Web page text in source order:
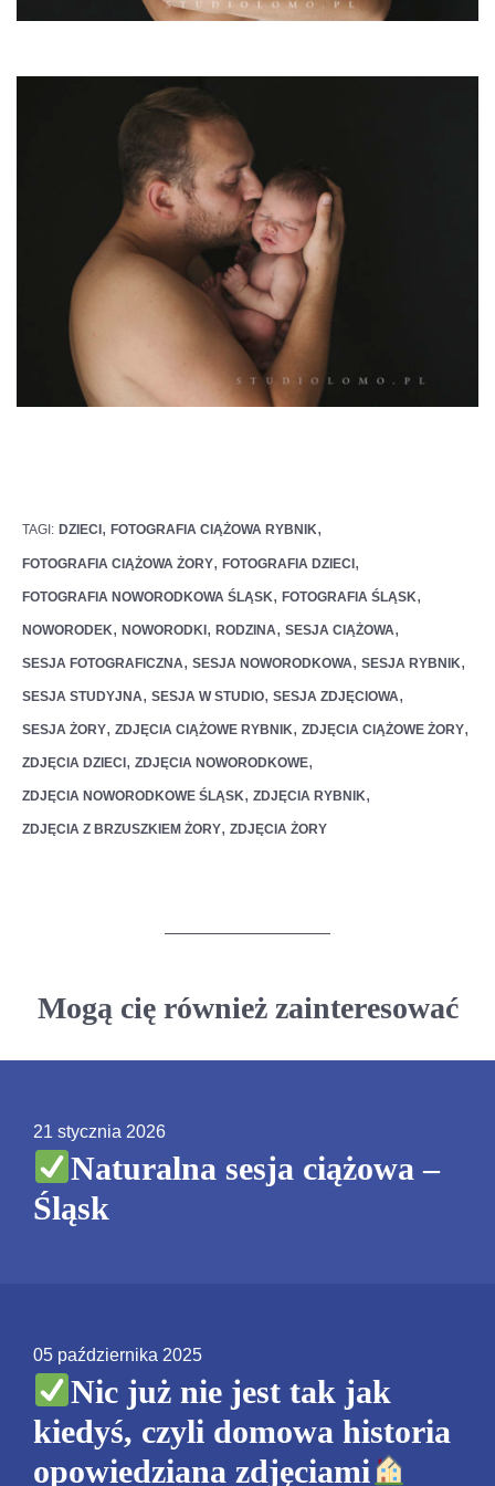
TAGI: DZIECI, FOTOGRAFIA CIĄŻOWA RYBNIK,
FOTOGRAFIA CIĄŻOWA ŻORY, FOTOGRAFIA DZIECI,
FOTOGRAFIA NOWORODKOWA ŚLĄSK, FOTOGRAFIA ŚLĄSK,
NOWORODEK, NOWORODKI, RODZINA, SESJA CIĄŻOWA,
SESJA FOTOGRAFICZNA, SESJA NOWORODKOWA, SESJA RYBNIK,
SESJA STUDYJNA, SESJA W STUDIO, SESJA ZDJĘCIOWA,
SESJA ŻORY, ZDJĘCIA CIĄŻOWE RYBNIK, ZDJĘCIA CIĄŻOWE ŻORY,
ZDJĘCIA DZIECI, ZDJĘCIA NOWORODKOWE,
ZDJĘCIA NOWORODKOWE ŚLĄSK, ZDJĘCIA RYBNIK,
ZDJĘCIA Z BRZUSZKIEM ŻORY, ZDJĘCIA ŻORY
Mogą cię również zainteresować
21 stycznia 2026
Naturalna sesja ciążowa –
Śląsk
05 października 2025
Nic już nie jest tak jak
kiedyś, czyli domowa historia
opowiedziana zdjęciami